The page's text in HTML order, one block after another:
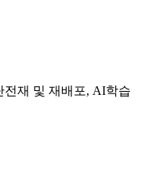
재 및 재배포, AI학습